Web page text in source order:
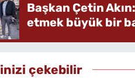
Başkan Çetin
etmek büyük bir
çekebilir